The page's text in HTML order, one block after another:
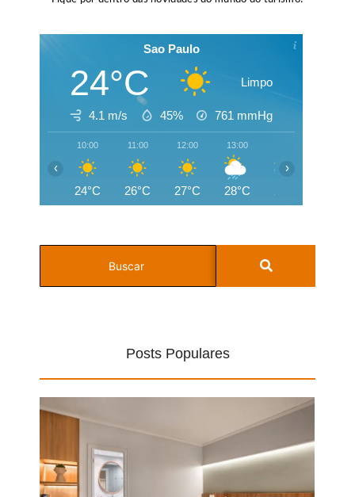
Sao Paulo
24°C Limpo
4.1 m/s 45% 761 mmHg
10:00
24°C
11:00
26°C
12:00
27°C
13:00
28°C
‹ ›
Posts Populares